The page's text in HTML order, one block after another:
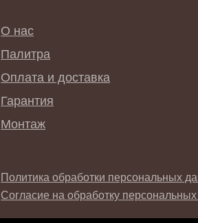
Политика обработки персональных
Согласие на обработку
Монтаж
Гарантия
Оплата и доставка
Палитра
О нас